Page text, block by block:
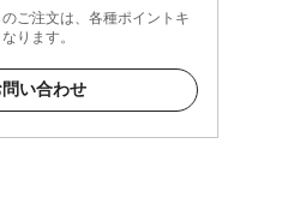
ご注文は、各種ポイントキ
ります。
問い合わせ